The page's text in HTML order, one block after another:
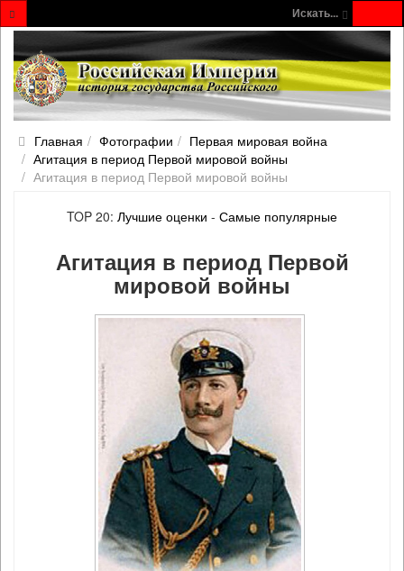
Искать...
Главная Фотографии
Первая мировая война
Агитация в период Первой мировой войны
Агитация в период Первой мировой войны
TOP 20: Лучшие оценки - Самые популярные
Агитация в период Первой
мировой войны